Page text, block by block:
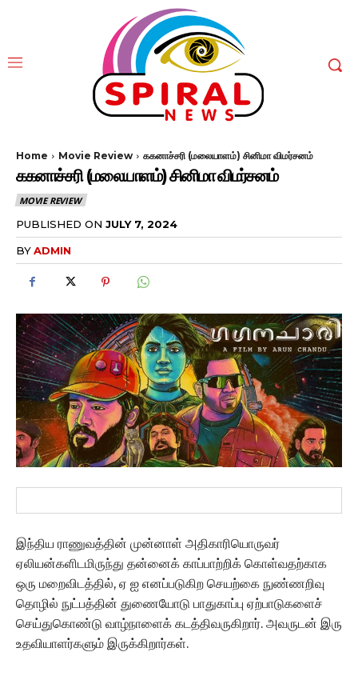
Home Movie Review ககனாச்சரி (மலையாளம்) சினிமா விமர்சனம்
ககனாச்சரி (மலையாளம்) சினிமா விமர்சனம்
MOVIE REVIEW
PUBLISHED ON JULY 7, 2024
BYADMIN
இந்திய ராணுவத்தின் முன்னாள் அதிகாரியொருவர்
ஏலியன்களிடமிருந்து தன்னைக் காப்பாற்றிக் கொள்வதற்காக
ஒரு மறைவிடத்தில், ஏ ஐ எனப்படுகிற செயற்கை நுண்ணறிவு
தொழில் நுட்பத்தின் துணையோடு பாதுகாப்பு ஏற்பாடுகளைச்
செய்துகொண்டு வாழ்நாளைக் கடத்திவருகிறார். அவருடன் இரு
உதவியாளர்களும் இருக்கிறார்கள்.